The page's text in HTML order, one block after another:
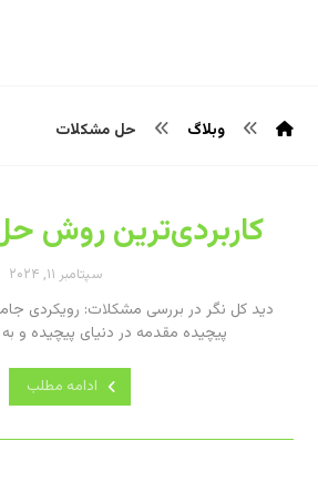
وبلاگ حل مشکلات
کاربردی‌ترین روش
سپتامبر ۱۱, ۲۰۲۴
دید کل نگر در بررسی مشکلات: رویکردی
پیچیده مقدمه در دنیای پیچیده و
ادامه مطلب